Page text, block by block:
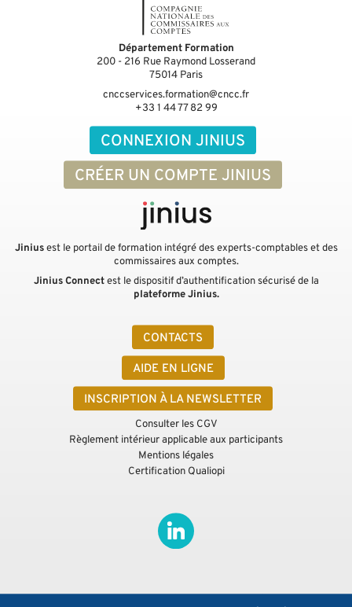
CONNEXION JINIUS
CRÉER UN COMPTE JINIUS
CONTACTS
AIDE EN LIGNE
INSCRIPTION À LA NEWSLETTER
Département Formation
200 - 216 Rue Raymond Losserand
75014 Paris
cnccservices.formation@cncc.fr
+33 1 44 77 82 99
Jiniusest le portail de formation intégré des experts-comptables et des
commissaires aux comptes.
Jinius Connectest le dispositif d’authentification sécurisé de la
plateforme Jinius.
Consulter les CGV
Règlement intérieur applicable aux participants
Mentions légales
Certification Qualiopi